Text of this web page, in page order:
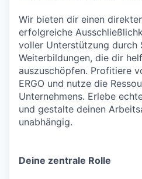
Wir bieten dir einen
erfolgreiche
voller Unterstützung durch
Weiterbildungen, die dir
auszuschöpfen. Profitiere
ERGO und nutze die
Unternehmens. Erlebe
und gestalte deinen
unabhängig.
Deine zentrale Rolle